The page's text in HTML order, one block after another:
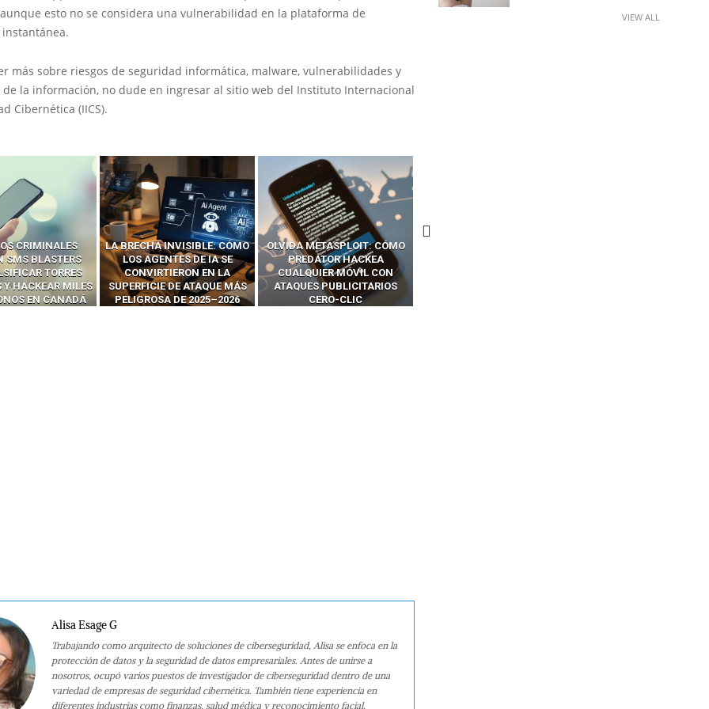
esto no se considera una vulnerabilidad en la plataforma de
más sobre riesgos de seguridad informática, malware, vulnerabilidades y
de la información, no dude en ingresar al sitio web del Instituto Internacional
Cibernética (IICS).
INVISIBLE: CÓMO
DE IA SE
EN LA
DE ATAQUE MÁS
DE 2025–2026
OLVIDA METASPLOIT: CÓMO
PREDATOR HACKEA
CUALQUIER MÓVIL CON
ATAQUES PUBLICITARIOS
CERO-CLIC
CÓMO LOS HACKERS
INTERCEPTAN OTPS Y
LLAMADAS MÓVILES SIN
‘HACKEAR’ — EL INCREÍBLE
PODER DE LOS SIM BOXES”
Alisa Esage G
Trabajando como arquitecto de soluciones de ciberseguridad, Alisa se enfoca en la
protección de datos y la seguridad de datos empresariales. Antes de unirse a
nosotros, ocupó varios puestos de investigador de ciberseguridad dentro de una
variedad de empresas de seguridad cibernética. También tiene experiencia en
diferentes industrias como finanzas, salud médica y reconocimiento facial.
VIEW ALL